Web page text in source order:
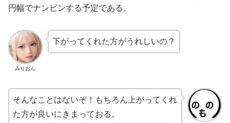
円幅でナンピンする予定である。
みりおん
下がってくれた方がうれしいの？
そんなことはないぞ！もちろん上がってくれ
た方が良いにきまっておる。